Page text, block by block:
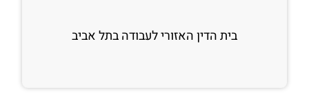
בית הדין האזורי לעבודה בתל אביב